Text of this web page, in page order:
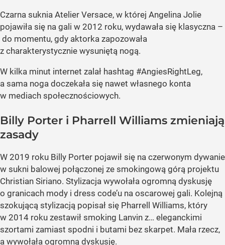
Czarna suknia Atelier Versace, w której Angelina Jolie
pojawiła się na gali w 2012 roku, wydawała się klasyczna –
do momentu, gdy aktorka zapozowała
z charakterystycznie wysuniętą nogą.
W kilka minut internet zalał hashtag #AngiesRightLeg,
a sama noga doczekała się nawet własnego konta
w mediach społecznościowych.
Billy Porter i Pharrell Williams zmieniają
zasady
W 2019 roku Billy Porter pojawił się na czerwonym dywanie
w sukni balowej połączonej ze smokingową górą projektu
Christian Siriano. Stylizacja wywołała ogromną dyskusję
o granicach mody i dress code’u na oscarowej gali. Kolejną
szokującą stylizacją popisał się Pharrell Williams, który
w 2014 roku zestawił smoking Lanvin z… eleganckimi
szortami zamiast spodni i butami bez skarpet. Mała rzecz,
a wywołała ogromną dyskusję.